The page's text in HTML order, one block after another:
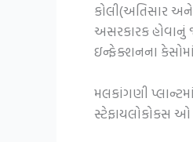
કોલી(અતિસાર
અસરકારક હોવાનું
ઇન્ફેક્શનના
મલકાંગણી
સ્ટેફાયલોકોકસ